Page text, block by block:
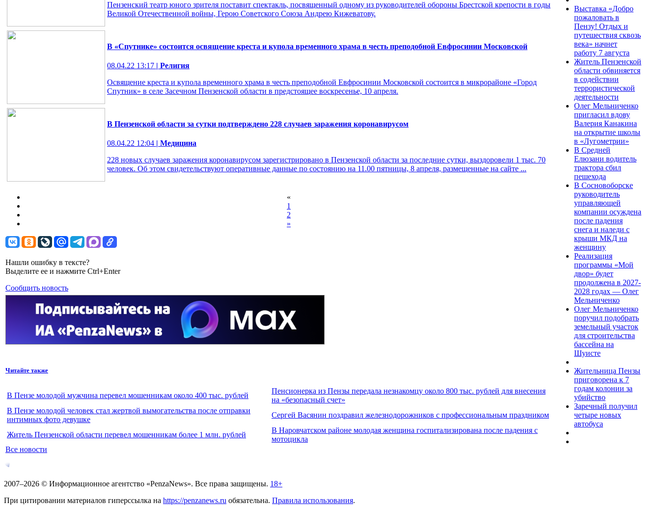
Пензенский театр юного зрителя поставит спектакль, посвященный одному из руководителей обороны Брестской крепости в годы
Великой Отечественной войны, Герою Советского Союза Андрею Кижеватову.
В «Спутнике» состоится освящение креста и купола временного храма в честь преподобной Евфросинии Московской
08.04.22 13:17 | Религия
Освящение креста и купола временного храма в честь преподобной Евфросинии Московской состоится в микрорайоне «Город
Спутник» в селе Засечном Пензенской области в предстоящее воскресенье, 10 апреля.
В Пензенской области за сутки подтверждено 228 случаев заражения коронавирусом
08.04.22 12:04 | Медицина
228 новых случаев заражения коронавирусом зарегистрировано в Пензенской области за последние сутки, выздоровели 1 тыс. 70
человек. Об этом свидетельствуют оперативные данные по состоянию на 11.00 пятницы, 8 апреля, размещенные на сайте ...
«
1
2
»
Нашли ошибку в тексте?
Выделите ее и нажмите Ctrl+Enter
Сообщить новость
Читайте также
В Пензе молодой мужчина перевел мошенникам около 400 тыс. рублей
Пенсионерка из Пензы передала незнакомцу около 800 тыс. рублей для внесения
на «безопасный счет»
В Пензе молодой человек стал жертвой вымогательства после отправки
интимных фото девушке
Сергей Васянин поздравил железнодорожников с профессиональным праздником
Житель Пензенской области перевел мошенникам более 1 млн. рублей
В Наровчатском районе молодая женщина госпитализирована после падения с
мотоцикла
Все новости
Выставка «Добро
пожаловать в
Пензу! Отдых и
путешествия сквозь
века» начнет
работу 7 августа
Житель Пензенской
области обвиняется
в содействии
террористической
деятельности
Олег Мельниченко
пригласил вдову
Валерия Канакина
на открытие школы
в «Лугометрии»
В Средней
Елюзани водитель
трактора сбил
пешехода
В Сосновоборске
руководитель
управляющей
компании осуждена
после падения
снега и наледи с
крыши МКД на
женщину
Реализация
программы «Мой
двор» будет
продолжена в 2027-
2028 годах — Олег
Мельниченко
Олег Мельниченко
поручил подобрать
земельный участок
для строительства
бассейна на
Шуисте
Жительница Пензы
приговорена к 7
годам колонии за
убийство
Заречный получил
четыре новых
автобуса
2007–2026 © Информационное агентство «PenzaNews». Все права защищены. 18+
При цитировании материалов гиперссылка на https://penzanews.ru обязательна. Правила использования.